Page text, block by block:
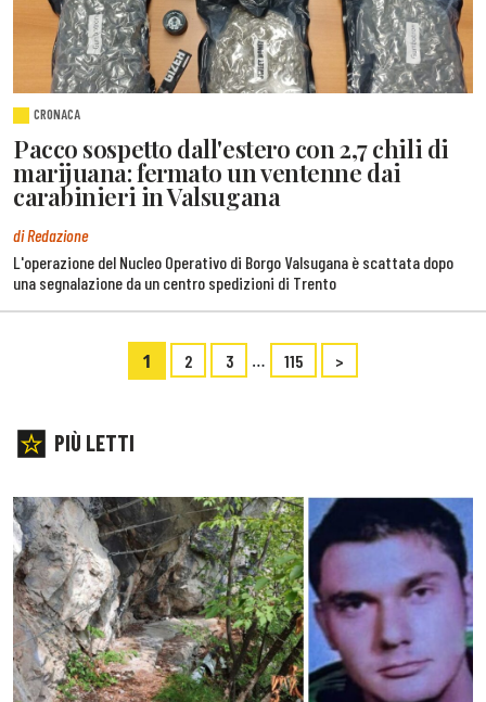
CRONACA
Pacco sospetto dall'estero con 2,7 chili di
marijuana: fermato un ventenne dai
carabinieri in Valsugana
di Redazione
L'operazione del Nucleo Operativo di Borgo Valsugana è scattata dopo
una segnalazione da un centro spedizioni di Trento
1 2 3 … 115 >
PIÙ LETTI